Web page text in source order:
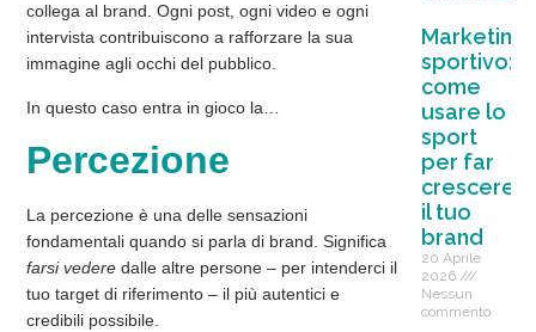
collega al brand. Ogni post, ogni video e ogni
intervista contribuiscono a rafforzare la sua
immagine agli occhi del pubblico.
In questo caso entra in gioco la…
Percezione
La percezione è una delle sensazioni
fondamentali quando si parla di brand. Significa
farsi vedere dalle altre persone – per intenderci il
tuo target di riferimento – il più autentici e
credibili possibile.
Marketing
sportivo:
come
usare lo
sport
per far
crescere
il tuo
brand
20 Aprile
2026
Nessun
commento